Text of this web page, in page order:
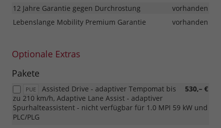
12 Jahre Garantie gegen Durchrostung
vorhanden
Lebenslange Mobility Premium Garantie
vorhanden
Optionale Extras
Pakete
PUE 530,– €
Assisted Drive - adaptiver Tempomat bis
zu 210 km/h, Adaptive Lane Assist - adaptiver
Spurhalteassistent - nicht verfügbar für 1.0 MPI 59 kW und
PLC/PLG